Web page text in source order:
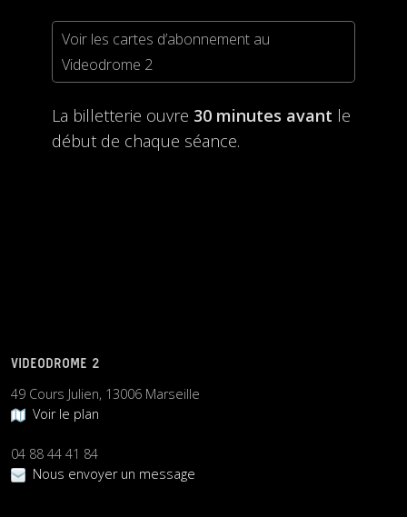
Voir les cartes d’abonnement au
Videodrome 2
La billetterie ouvre 30 minutes avant le
début de chaque séance.
VIDEODROME 2
49 Cours Julien, 13006 Marseille
Voir le plan
04 88 44 41 84
Nous envoyer un message